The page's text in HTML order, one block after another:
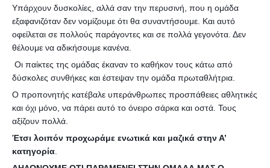
Υπάρχουν δυσκολίες, αλλά σαν την περυσινή, που η ομάδα
εξαφανιζόταν δεν νομίζουμε ότι θα συναντήσουμε. Και αυτό
οφείλεται σε πολλούς παράγοντες και σε πολλά γεγονότα. Δεν
θέλουμε να αδικήσουμε κανένα.
Οι παίκτες της ομάδας έκαναν το καθήκον τους κάτω από
δύσκολες συνθήκες και έστεψαν την ομάδα πρωταθλήτρια.
Ο προπονητής κατέβαλε υπεράνθρωπες προσπάθειες αθλητικές
και όχι μόνο, να πάρει αυτό το όνειρο σάρκα και οστά. Τους
αξίζουν πολλά.
Έτσι λοιπόν προχωράμε ενωτικά και μαζικά στην Α’
κατηγορία